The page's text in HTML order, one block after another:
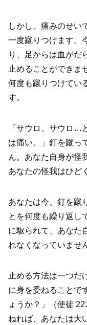
しかし、痛みのせい
一度蹴りつけます。
り、足からは血がだ
止めることができま
何度も蹴りつけてい
す。
「サウロ、サウロ…
は痛い。」釘を蹴っ
ん。あなた自身が怪
あなたの怪我はひど
あなたは今、釘を蹴
とを何度も繰り返し
に駆られて、あなた
れなくなっていませ
止める方法は一つだ
に身を委ねることで
ょうか？」（使徒
ねれば、あなたは大